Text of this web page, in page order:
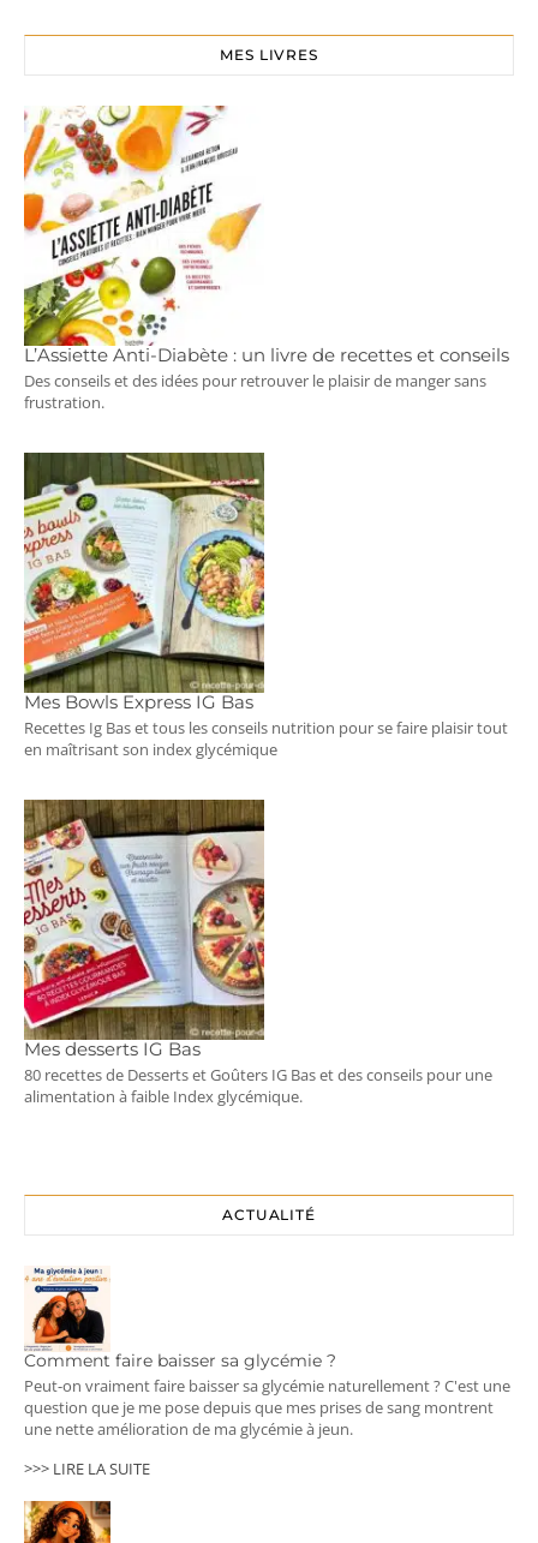
MES LIVRES
L’Assiette Anti-Diabète : un livre de recettes et conseils
Des conseils et des idées pour retrouver le plaisir de manger sans
frustration.
Mes Bowls Express IG Bas
Recettes Ig Bas et tous les conseils nutrition pour se faire plaisir tout
en maîtrisant son index glycémique
Mes desserts IG Bas
80 recettes de Desserts et Goûters IG Bas et des conseils pour une
alimentation à faible Index glycémique.
ACTUALITÉ
Comment faire baisser sa glycémie ?
Peut-on vraiment faire baisser sa glycémie naturellement ? C'est une
question que je me pose depuis que mes prises de sang montrent
une nette amélioration de ma glycémie à jeun.
>>> LIRE LA SUITE